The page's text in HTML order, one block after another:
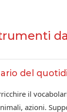
del
il
azioni.